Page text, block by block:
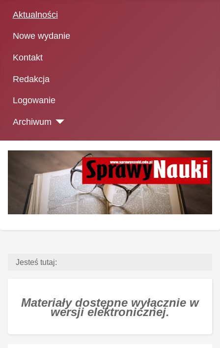
Aktualności
Nowe wydanie
Kontakt
Redakcja
Logowanie
Archiwum
Jesteś tutaj:
Materiały dostępne wyłącznie w
wersji elektronicznej.